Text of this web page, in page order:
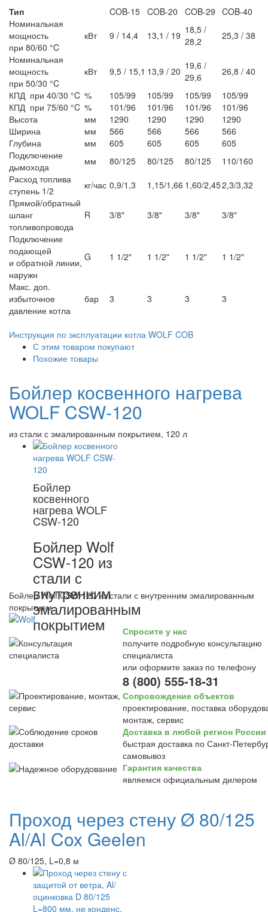
Тип
COB-15 COB-20 COB-29 COB-40
Номинальная
мощность
при 80/60 °C
кВт 9 / 14,4 13,1 / 19 18,5 /
28,2
25,3 / 38
Номинальная
мощность
при 50/30 °C
кВт 9,5 / 15,1 13,9 / 20 19,6 /
29,6
26,8 / 40
КПД при 40/30 °C % 105/99 105/99 105/99
105/99
КПД при 75/60 °C % 101/96 101/96 101/96
101/96
Высота
мм 1290 1290 1290
1290
Ширина
мм 566 566 566
566
Глубина
мм 605 605 605
605
Подключение
дымохода
мм 80/125 80/125 80/125
110/160
Расход топлива
ступень 1/2
кг/час 0,9/1,3 1,15/1,66 1,60/2,452,3/3,32
Прямой/обратный
шланг
топливопровода
R 3/8" 3/8" 3/8"
3/8"
Подключение
подающей
и обратной линии,
наружн
G 1 1/2" 1 1/2" 1 1/2" 1 1/2"
Макс. доп.
избыточное
давление котла
бар 3 3 3 3
Инструкция по эксплуатации котла WOLF COB
С этим товаром покупают
Похожие товары
Бойлер косвенного нагрева
WOLF CSW-120
из стали с эмалированным покрытием, 120 л
Бойлер
косвенного
нагрева WOLF
CSW-120
Бойлер Wolf
CSW-120 из
стали с
внутренним
эмалированным
покрытием
Бойлер Wolf CSW-120 из стали с внутренним эмалированным
покрытием
Спросите у нас
получите подробную консультацию
специалиста
или оформите заказ по телефону
8 (800) 555-18-31
Сопровождение объектов
проектирование, поставка
монтаж, сервис
Доставка в любой регион России
быстрая доставка по Санкт-
самовывоз
Гарантия качества
являемся официальным дилером
Проход через стену Ø 80/125
Al/Al Cox Geelen
Ø 80/125, L=0,8 м